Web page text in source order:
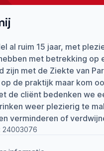
al ruim 15 jaar, met
met betrekking op
zijn met de Ziekte van
de praktijk maar kom
de cliënt bedenken we
weer plezierig te
verminderen of
24003076